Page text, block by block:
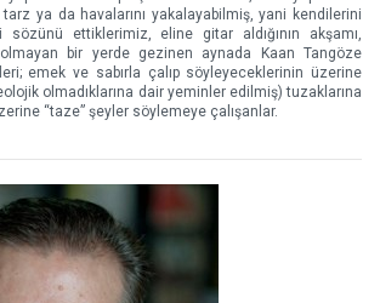
tarz ya da havalarını yakalayabilmiş, yani kendilerini
sözünü ettiklerimiz, eline gitar aldığının akşamı,
bir yerde gezinen aynada Kaan Tangöze
emek ve sabırla çalıp söyleyeceklerinin üzerine
olmadıklarına dair yeminler edilmiş) tuzaklarına
“taze” şeyler söylemeye çalışanlar.